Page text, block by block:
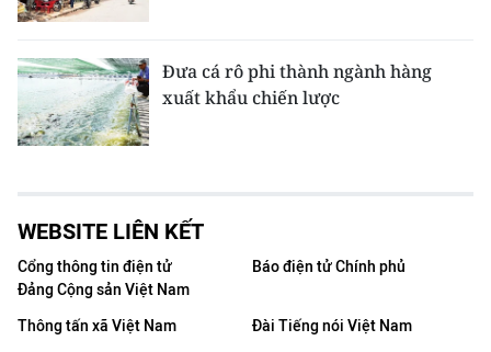
Đưa cá rô phi thành ngành hàng
xuất khẩu chiến lược
WEBSITE LIÊN KẾT
Cổng thông tin điện tử
Đảng Cộng sản Việt Nam
Báo điện tử Chính phủ
Thông tấn xã Việt Nam
Đài Tiếng nói Việt Nam